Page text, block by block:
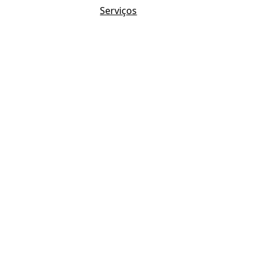
Serviços